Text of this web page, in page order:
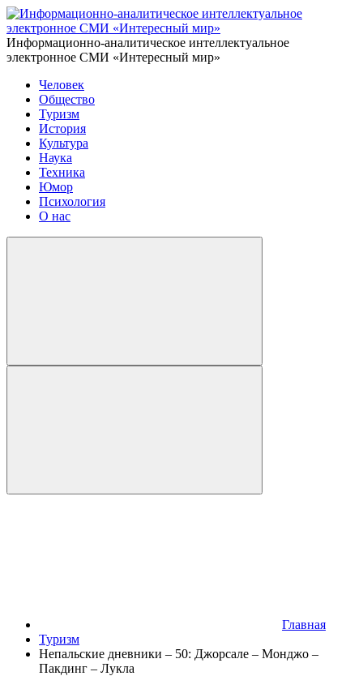
Информационно-аналитическое интеллектуальное
электронное СМИ «Интересный мир»
Человек
Общество
Туризм
История
Культура
Наука
Техника
Юмор
Психология
О нас
Главная
Туризм
Непальские дневники – 50: Джорсале – Монджо –
Пакдинг – Лукла